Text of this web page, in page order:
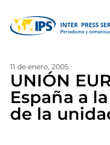
11 de enero, 2005
UNIÓN
España a
de la